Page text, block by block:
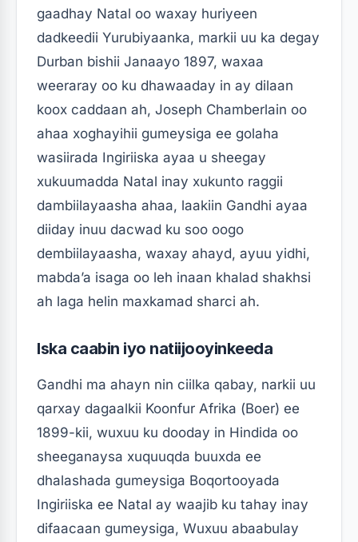
gaadhay Natal oo waxay huriyeen
dadkeedii Yurubiyaanka, markii uu ka degay
Durban bishii Janaayo 1897, waxaa
weeraray oo ku dhawaaday in ay dilaan
koox caddaan ah, Joseph Chamberlain oo
ahaa xoghayihii gumeysiga ee golaha
wasiirada Ingiriiska ayaa u sheegay
xukuumadda Natal inay xukunto raggii
dambiilayaasha ahaa, laakiin Gandhi ayaa
diiday inuu dacwad ku soo oogo
dembiilayaasha, waxay ahayd, ayuu yidhi,
mabda’a isaga oo leh inaan khalad shakhsi
ah laga helin maxkamad sharci ah.
Iska caabin iyo natiijooyinkeeda
Gandhi ma ahayn nin ciilka qabay, narkii uu
qarxay dagaalkii Koonfur Afrika (Boer) ee
1899-kii, wuxuu ku dooday in Hindida oo
sheeganaysa xuquuqda buuxda ee
dhalashada gumeysiga Boqortooyada
Ingiriiska ee Natal ay waajib ku tahay inay
difaacaan gumeysiga, Wuxuu abaabulay